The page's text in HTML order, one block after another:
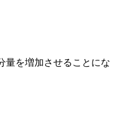
量を増加させることにな